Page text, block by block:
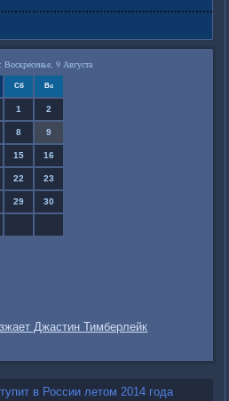
Воскресенье, 9 Августа
Сб Вс
1 2
8 9
15 16
22 23
29 30
Джастин Тимберлейк
в России летом 2014 года